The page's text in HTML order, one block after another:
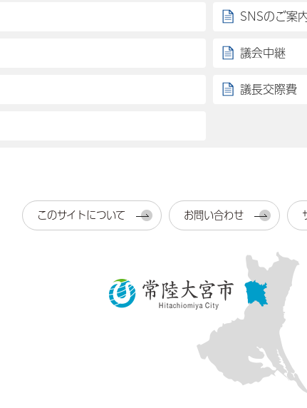
SNSのご案
議会中継
議長交際費
このサイトについて お問い合わせ